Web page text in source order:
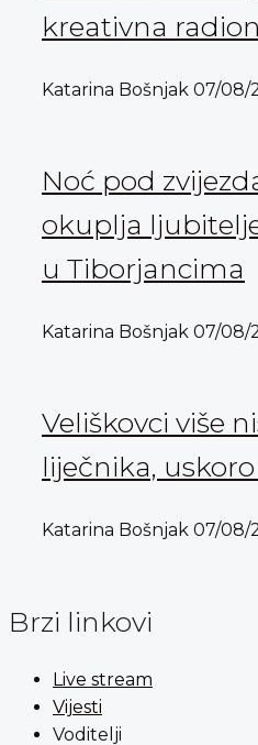
kreativna
Katarina Bošnjak 07/08/
Noć pod
okuplja
u Tiborjancima
Katarina Bošnjak 07/08/
Veliškovci više
liječnika,
Katarina Bošnjak 07/08/
Brzi linkovi
Live stream
Vijesti
Voditelji